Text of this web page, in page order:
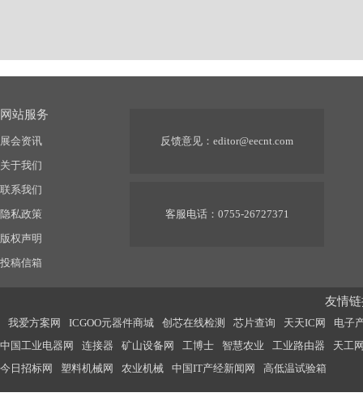
网站服务
展会资讯
关于我们
联系我们
隐私政策
版权声明
投稿信箱
反馈意见： editor@eecnt.com
客服电话：0755-26727371
友情
我爱方案网 ICGOO元器件商城 创芯在线检测 芯片查询 天天IC网
电子
中国工业电器网
连接器 矿山设备网 工博士 智慧农业 工业路由器
天工
今日招标网
塑料机械网 农业机械 中国IT产经新闻网 高低温试验箱